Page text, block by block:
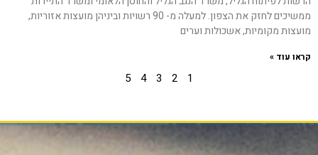
ממשיכים לחזק את הצפון. למעלה מ- 90 רשויות וביניהן מועצות אזוריות,
מועצות מקומיות, אשכולות וערים
קראו עוד »
1
2
3
4
5